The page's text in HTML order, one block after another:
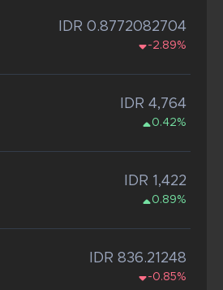
IDR 0.8772082704
-2.89%
IDR 4,764
0.42%
IDR 1,422
0.89%
IDR 836.21248
-0.85%